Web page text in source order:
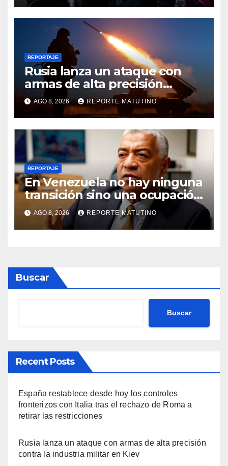
REPORTAJE
Rusia lanza un ataque con
armas de alta precisión
contra la industria militar en
Kiev
AGO 8, 2026 REPORTE MATUTINO
REPORTAJE
En Venezuela no hay ninguna
transición sino una ocupación
a la fuerza
AGO 8, 2026 REPORTE MATUTINO
Buscar
Buscar
Recent Posts
España restablece desde hoy los controles
fronterizos con Italia tras el rechazo de Roma a
retirar las restricciones
Rusia lanza un ataque con armas de alta precisión
contra la industria militar en Kiev